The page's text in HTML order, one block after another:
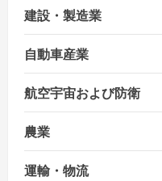
建設・製造業
自動車産業
航空宇宙および防衛
農業
運輸・物流